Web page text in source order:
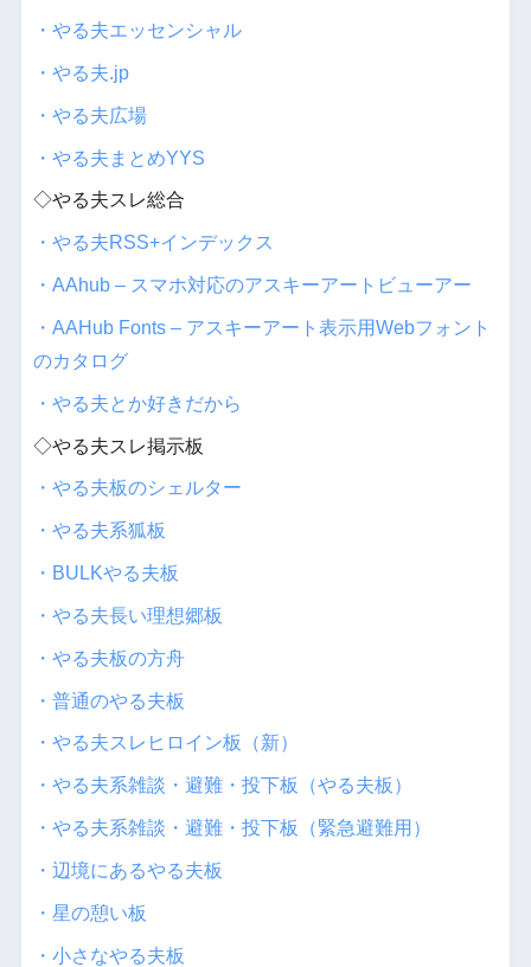
・やる夫エッセンシャル
・やる夫.jp
・やる夫広場
・やる夫まとめYYS
◇やる夫スレ総合
・やる夫RSS+インデックス
・AAhub – スマホ対応のアスキーアートビューアー
・AAHub Fonts – アスキーアート表示用Webフォント
のカタログ
・やる夫とか好きだから
◇やる夫スレ掲示板
・やる夫板のシェルター
・やる夫系狐板
・BULKやる夫板
・やる夫長い理想郷板
・やる夫板の方舟
・普通のやる夫板
・やる夫スレヒロイン板（新）
・やる夫系雑談・避難・投下板（やる夫板）
・やる夫系雑談・避難・投下板（緊急避難用）
・辺境にあるやる夫板
・星の憩い板
・小さなやる夫板